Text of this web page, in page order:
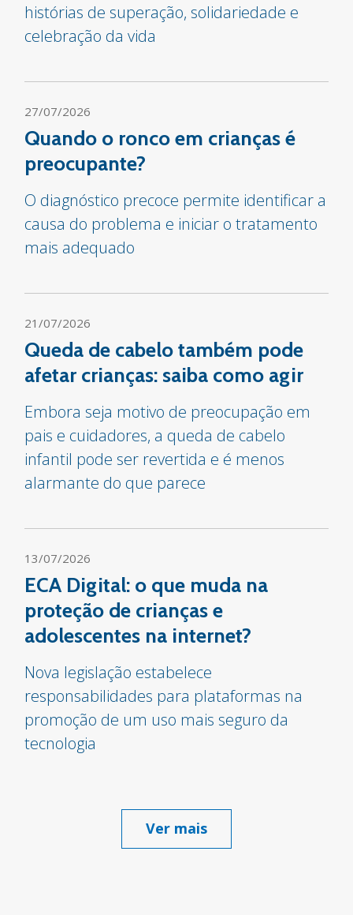
histórias de superação, solidariedade e
celebração da vida
27/07/2026
Quando o ronco em crianças é
preocupante?
O diagnóstico precoce permite identificar a
causa do problema e iniciar o tratamento
mais adequado
21/07/2026
Queda de cabelo também pode
afetar crianças: saiba como agir
Embora seja motivo de preocupação em
pais e cuidadores, a queda de cabelo
infantil pode ser revertida e é menos
alarmante do que parece
13/07/2026
ECA Digital: o que muda na
proteção de crianças e
adolescentes na internet?
Nova legislação estabelece
responsabilidades para plataformas na
promoção de um uso mais seguro da
tecnologia
Ver mais